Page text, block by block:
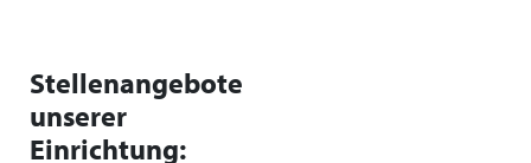
Stellenangebote
unserer
Einrichtung: